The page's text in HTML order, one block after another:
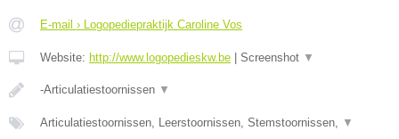
E-mail › Logopediepraktijk Caroline Vos
Website: http://www.logopedieskw.be Screenshot ▼
-Articulatiestoornissen ▼
Articulatiestoornissen, Leerstoornissen, Stemstoornissen, ▼